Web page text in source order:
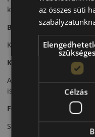
kopást biztosít.
Biztonsági jellemzők
Kiszámítható
Komfort és zajszint
Alacsony zajszint és
is.
Felhasználási ajánlás
SUV-khoz és
az összes süti
szükséges
Célzás